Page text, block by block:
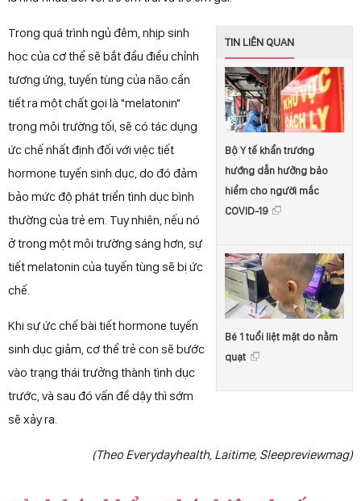
TIN LIÊN QUAN
Bộ Y tế khẩn trương
hướng dẫn hưởng bảo
hiểm cho người mắc
COVID-19
Bé 1 tuổi liệt mặt do nằm
quạt
Trong quá trình ngủ đêm, nhịp sinh
học của cơ thể sẽ bắt đầu điều chỉnh
tương ứng, tuyến tùng của não cần
tiết ra một chất gọi là "melatonin"
trong môi trường tối, sẽ có tác dụng
ức chế nhất định đối với việc tiết
hormone tuyến sinh dục, do đó đảm
bảo mức độ phát triển tình dục bình
thường của trẻ em. Tuy nhiên, nếu nó
ở trong một môi trường sáng hơn, sự
tiết melatonin của tuyến tùng sẽ bị ức
chế.
Khi sự ức chế bài tiết hormone tuyến
sinh dục giảm, cơ thể trẻ con sẽ bước
vào trạng thái trưởng thành tình dục
trước, và sau đó vấn đề dậy thì sớm
sẽ xảy ra.
(Theo Everydayhealth, Laitime, Sleepreviewmag)